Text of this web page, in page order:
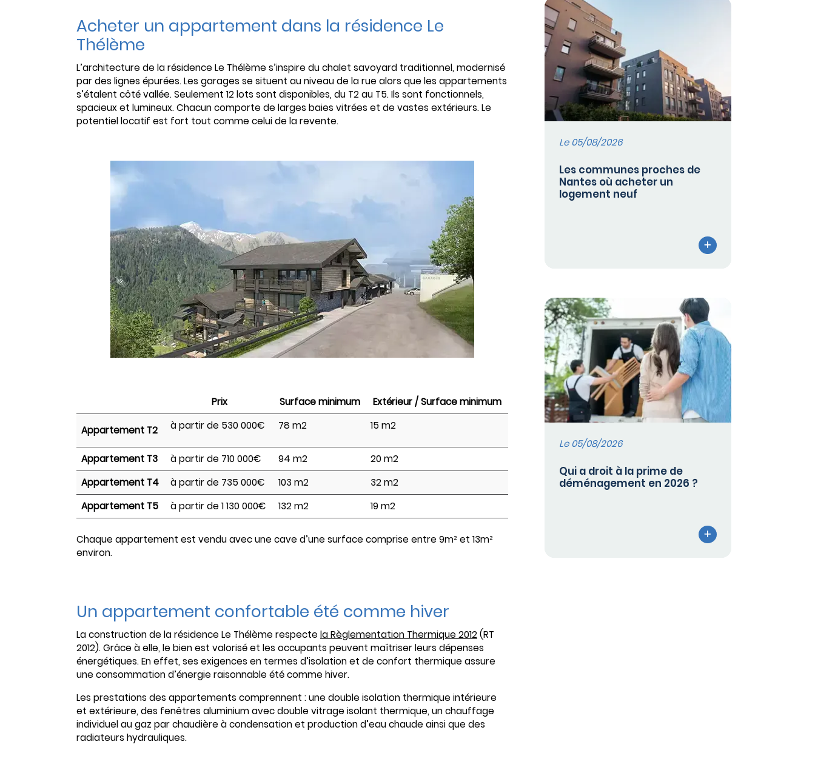
Acheter un appartement dans la résidence Le
Thélème
L’architecture de la résidence Le Thélème s’inspire du chalet savoyard traditionnel, modernisé
par des lignes épurées. Les garages se situent au niveau de la rue alors que les appartements
s’étalent côté vallée. Seulement 12 lots sont disponibles, du T2 au T5. Ils sont fonctionnels,
spacieux et lumineux. Chacun comporte de larges baies vitrées et de vastes extérieurs. Le
potentiel locatif est fort tout comme celui de la revente.
Prix Surface minimum Extérieur / Surface minimum
Appartement T2 à partir de 530 000€ 78 m2 15 m2
Appartement T3 à partir de 710 000€ 94 m2
20 m2
Appartement T4
à partir de 735 000€ 103 m2
32 m2
Appartement T5
à partir de 1 130 000€ 132 m2 19 m2
Chaque appartement est vendu avec une cave d’une surface comprise entre 9m² et 13m²
environ.
Un appartement confortable été comme hiver
La construction de la résidence Le Thélème respecte la Règlementation Thermique 2012(RT
2012). Grâce à elle, le bien est valorisé et les occupants peuvent maîtriser leurs dépenses
énergétiques. En effet, ses exigences en termes d’isolation et de confort thermique assure
une consommation d’énergie raisonnable été comme hiver.
Les prestations des appartements comprennent : une double isolation thermique intérieure
et extérieure, des fenêtres aluminium avec double vitrage isolant thermique, un chauffage
individuel au gaz par chaudière à condensation et production d’eau chaude ainsi que des
radiateurs hydrauliques.
Le 05/08/2026
Les communes proches de
Nantes où acheter un
logement neuf
Le 05/08/2026
Qui a droit à la prime de
déménagement en 2026 ?